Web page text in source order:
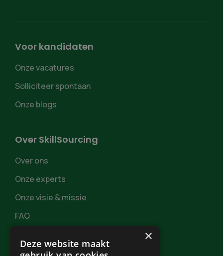
Voor kandidaten
Onze vacatures
Solliciteer spontaan
Onze blogs
Over SkillSourcing
Over ons
Onze experts
Onze visie & missie
FAQ
×
Deze website maakt